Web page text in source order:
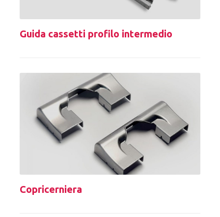
Guida cassetti profilo intermedio
Copricerniera